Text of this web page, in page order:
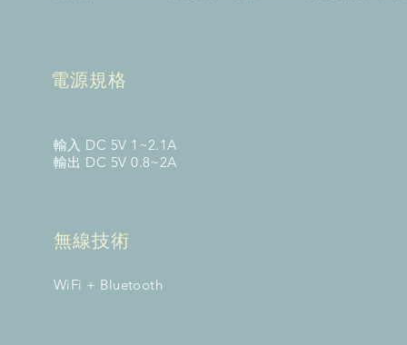
電源規格
輸入 DC 5V 1~2.1A
輸出 DC 5V 0.8~2A
無線技術
WiFi + Bluetooth